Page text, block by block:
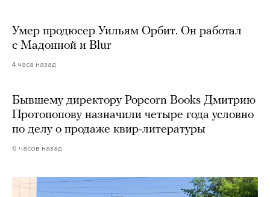
Умер продюсер Уильям Орбит. Он работал
с Мадонной и Blur
4 часа назад
Бывшему директору Popcorn Books Дмитрию
Протопопову назначили четыре года условно
по делу о продаже квир-литературы
6 часов назад